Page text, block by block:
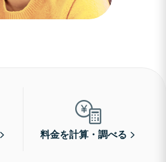
料金を計算・調べる